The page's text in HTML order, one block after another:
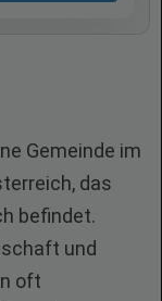
Gemeinde im
das
befindet.
und
oft